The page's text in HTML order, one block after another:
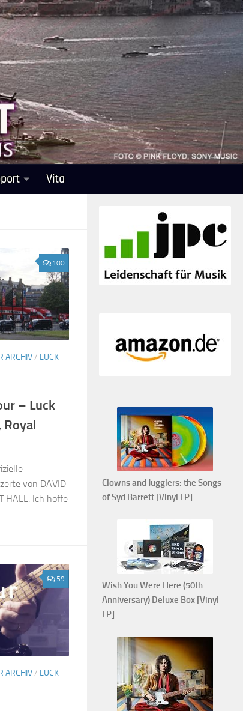
Vita
100
ARCHIV/ LUCK
– Luck
Royal
von DAVID
HALL. Ich hoffe
59
ARCHIV/ LUCK
Clowns and Jugglers: the Songs
of Syd Barrett [Vinyl LP]
Wish You Were Here (50th
Anniversary) Deluxe Box [Vinyl
LP]